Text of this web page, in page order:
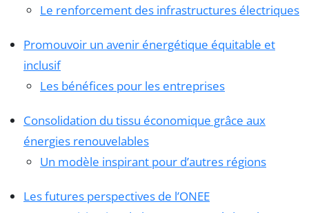
Le renforcement des infrastructures électriques
Promouvoir un avenir énergétique équitable et
inclusif
Les bénéfices pour les entreprises
Consolidation du tissu économique grâce aux
énergies renouvelables
Un modèle inspirant pour d’autres régions
Les futures perspectives de l’ONEE